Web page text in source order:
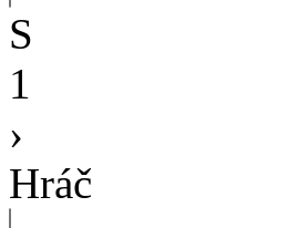
S
1
›
Hráč